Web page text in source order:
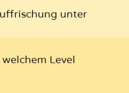
unter
Level